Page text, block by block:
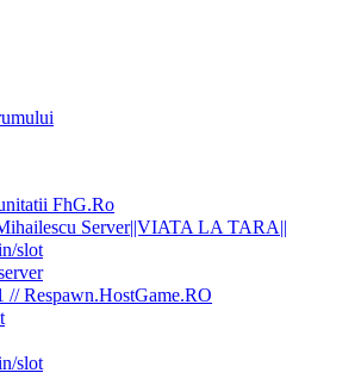
FhG.Ro
Server||VIATA LA TARA||
slot
Respawn.HostGame.RO
slot